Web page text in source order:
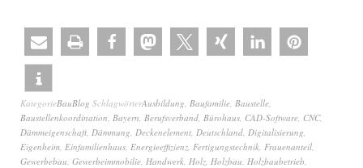
KategorieBauBlog SchlagwörterAusbildung, Baufamilie, Baustelle,
Baustellenkoordination, Bayern, Berufsverband, Bürohaus, CAD-Software, CNC,
Dämmeigenschaft, Dämmung, Deckenelement, Deutschland, Digitalisierung,
Eigenheim, Einfamilienhaus, Energieeffizienz, Fertigungstechnik, Frauenanteil,
Gewerbebau, Gewerbeimmobilie, Handwerk, Holz, Holzbau, Holzbaubetrieb,